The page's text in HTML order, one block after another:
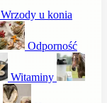
Wrzody u konia
Odporność
Witaminy